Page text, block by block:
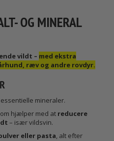
OG MINERAL
vildt – med ekstra
ræv og andre rovdyr.
mineraler.
hjælper med at reducere
– især vildsvin.
eller pasta, alt efter